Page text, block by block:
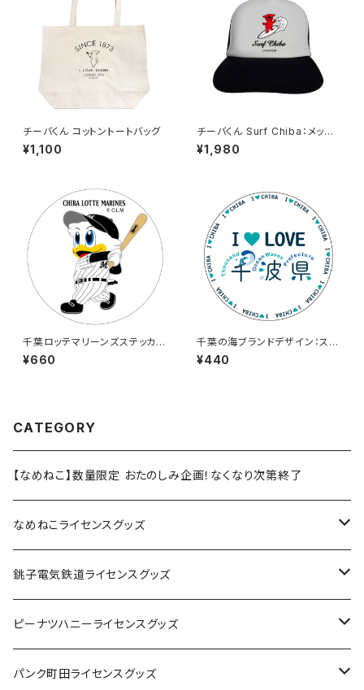
チーバくん コットントートバッグ
¥1,100
チーバくん Surf Chiba：メッシ
ュキャップ（Aホワイト）
¥1,980
千葉ロッテマリーンズステッカー
8（大）
¥660
千葉の海ブランドデザイン：ステ
ッカー3
¥440
CATEGORY
【なめねこ】数量限定 おたのしみ企画！なくなり次第終了
なめねこライセンスグッズ
Tシャツ
キャップ
ステッカー
銚子電気鉄道ライセンスグッズ
ステッカー
缶バッジ
ピーナツハニーライセンスグッズ
Tシャツ
パンク町田ライセンスグッズ